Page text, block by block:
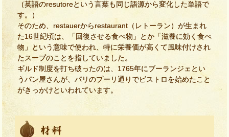
（英語のresutoreという言葉も同じ語源から変化した単語で
す。）
そのため、restauerからrestaurant（レトーラン）が生まれ
た16世紀頃は、「回復させる食べ物」とか「滋養に効く食べ
物」という意味で使われ、特に栄養価が高くて風味付けされ
たスープのことを指していました。
ギルド制度を打ち破ったのは、1765年にブーランジェとい
うパン屋さんが、パリのプーリ通りでビストロを始めたこと
がきっかけといわれています。